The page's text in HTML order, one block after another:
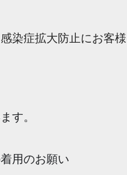
染症拡大防止にお客
す。
用のお願い